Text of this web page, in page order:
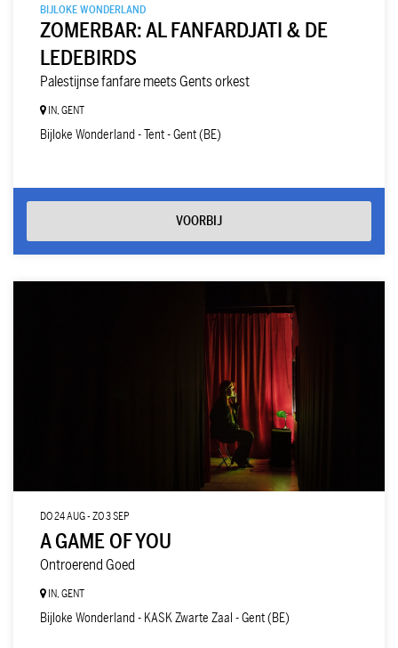
ZOMERBAR: AL FANFARDJATI & DE
LEDEBIRDS
Palestijnse fanfare meets Gents orkest
BIJLOKE WONDERLAND
IN, GENT
Bijloke Wonderland - Tent - Gent (BE)
VOORBIJ
A GAME OF YOU
Ontroerend Goed
DO 24 AUG-ZO 3 SEP
IN, GENT
Bijloke Wonderland - KASK Zwarte Zaal - Gent (BE)